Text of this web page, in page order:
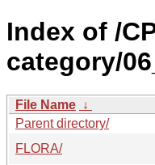
Index of /
category/
File Name ↓
Parent directory/
FLORA/